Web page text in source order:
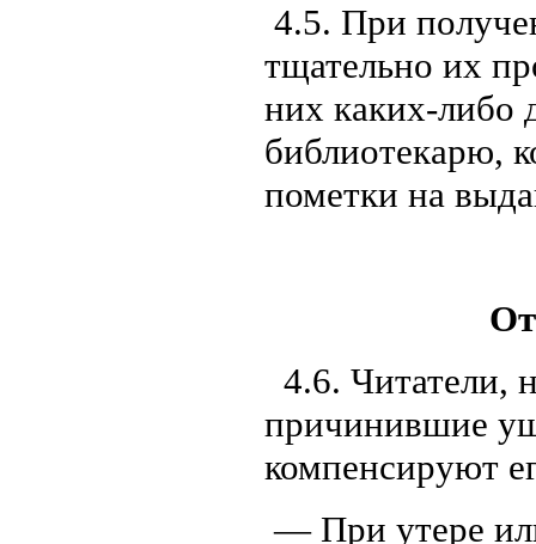
4.5. При
тщательно их
них каких-либо
библиотекарю,
пометки на
4.6. Читатели,
компенсируют
— При утере